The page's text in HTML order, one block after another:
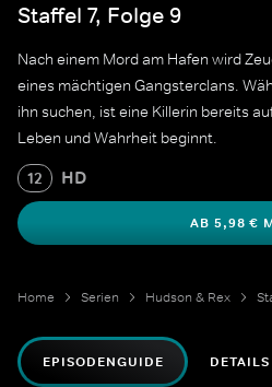
Staffel 7, Folge 9
Nach einem Mord am Hafen wird
eines mächtigen Gangsterclans.
ihn suchen, ist eine Killerin bereits
Leben und Wahrheit beginnt.
12 HD
AB 5,98 €
Home Serien Hudson & Rex
EPISODENGUIDE DETAILS